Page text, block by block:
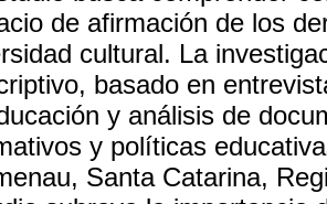
de afirmación de los
cultural. La
basado en
y análisis de
y políticas
Santa Catarina,